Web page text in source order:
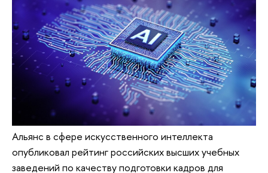
Альянс в сфере искусственного интеллекта
опубликовал рейтинг российских высших учебных
заведений по качеству подготовки кадров для